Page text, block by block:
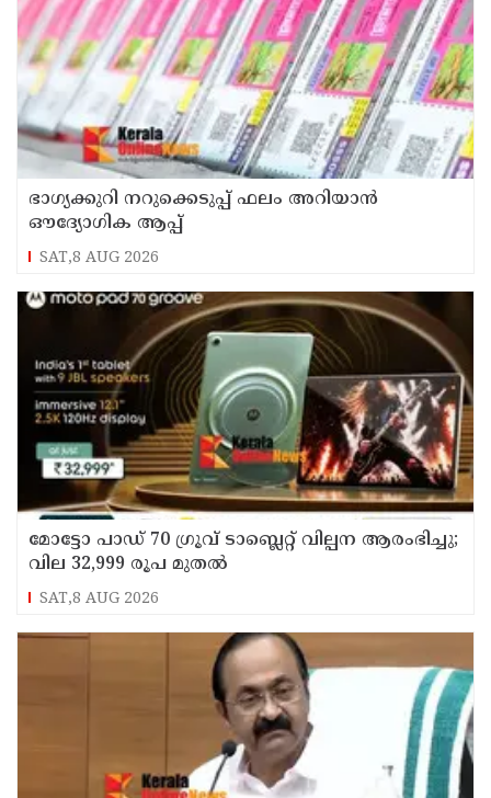
ഭാഗ്യക്കുറി നറുക്കെടുപ്പ് ഫലം അറിയാൻ
ഔദ്യോഗിക ആപ്പ്
SAT,8 AUG 2026
മോട്ടോ പാഡ് 70 ഗ്രൂവ് ടാബ്ലെറ്റ് വില്പന ആരംഭിച്ചു;
വില 32,999 രൂപ മുതൽ
SAT,8 AUG 2026